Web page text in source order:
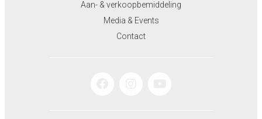
Aan- & verkoopbemiddeling
Media & Events
Contact